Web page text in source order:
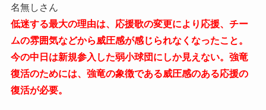
名無しさん
低迷する最大の理由は、応援歌の変更により応援、チー
ムの雰囲気などから威圧感が感じられなくなったこと。
今の中日は新規参入した弱小球団にしか見えない。強竜
復活のためには、強竜の象徴である威圧感のある応援の
復活が必要。